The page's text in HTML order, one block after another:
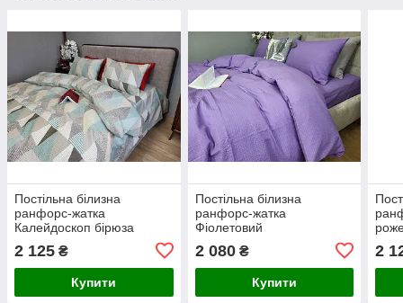
Постільна білизна
ранфорс-жатка
Калейдоскоп бірюза
2 125 ₴
Купити
Постільна білизна
ранфорс-жатка
Фіолетовий
2 080₴
Купити
2